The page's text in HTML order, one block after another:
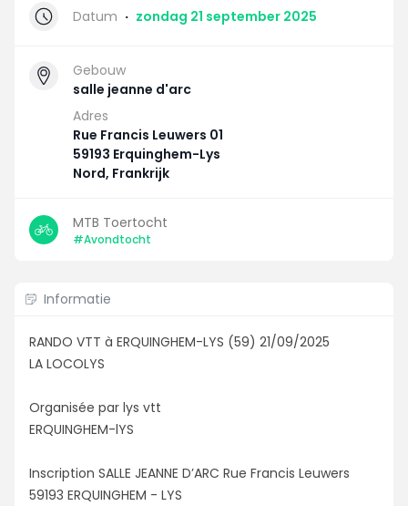
Datum · zondag 21 september 2025
Gebouw
salle jeanne d'arc
Adres
Rue Francis Leuwers 01
59193 Erquinghem-Lys
Nord, Frankrijk
MTB Toertocht
#Avondtocht
Informatie
RANDO VTT à ERQUINGHEM-LYS (59) 21/09/2025
LA LOCOLYS
Organisée par lys vtt
ERQUINGHEM-lYS
Inscription SALLE JEANNE D’ARC Rue Francis Leuwers
59193 ERQUINGHEM - LYS